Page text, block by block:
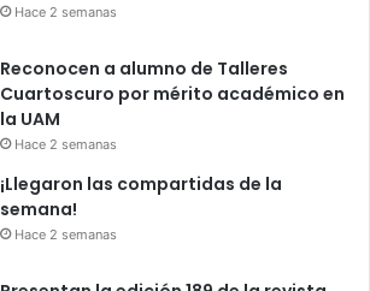
Hace 2 semanas
Reconocen a alumno de Talleres
Cuartoscuro por mérito académico en
la UAM
Hace 2 semanas
¡Llegaron las compartidas de la
semana!
Hace 2 semanas